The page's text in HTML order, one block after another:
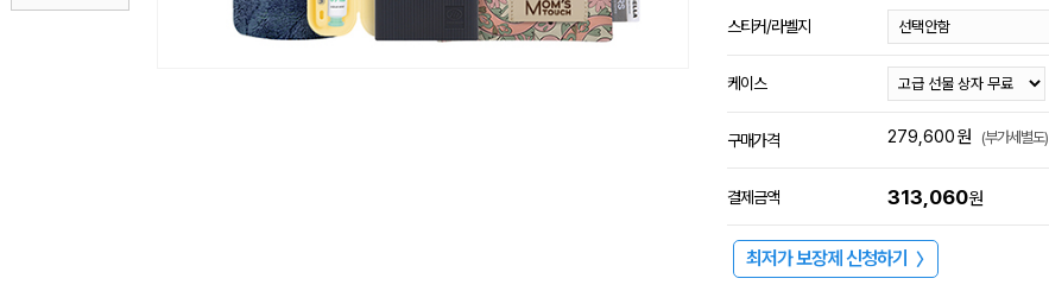
스티커/라벨지
케이스
구매가격 279,600원 (부가세별도)
결제금액 313,060원
최저가 보장제 신청하기 〉